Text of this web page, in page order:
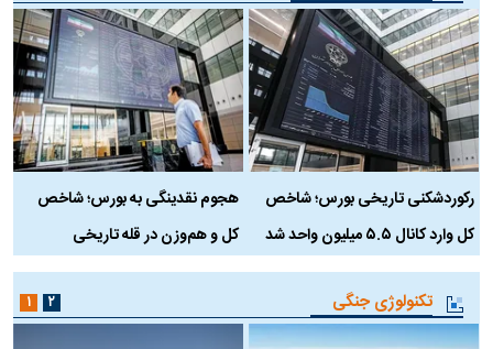
رکوردشکنی تاریخی بورس؛ شاخص
کل وارد کانال ۵.۵ میلیون واحد شد
هجوم نقدینگی به بورس؛ شاخص
کل و هم‌وزن در قله تاریخی
تکنولوژی جنگی ۱ ۲